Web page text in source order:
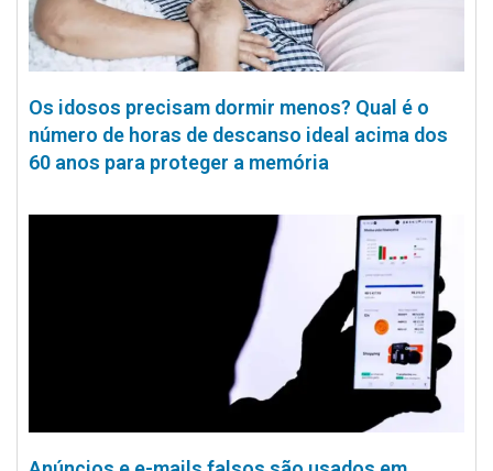
Os idosos precisam dormir menos? Qual é o
número de horas de descanso ideal acima dos
60 anos para proteger a memória